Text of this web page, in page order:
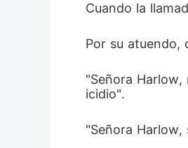
Cuando la
Por su atuendo,
"Señora
icidio".
"Señora